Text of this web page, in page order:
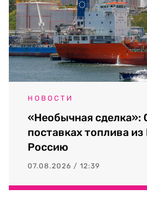
НОВОСТИ
«Необычная сделка»:
поставках топлива
Россию
07.08.2026 / 12:39